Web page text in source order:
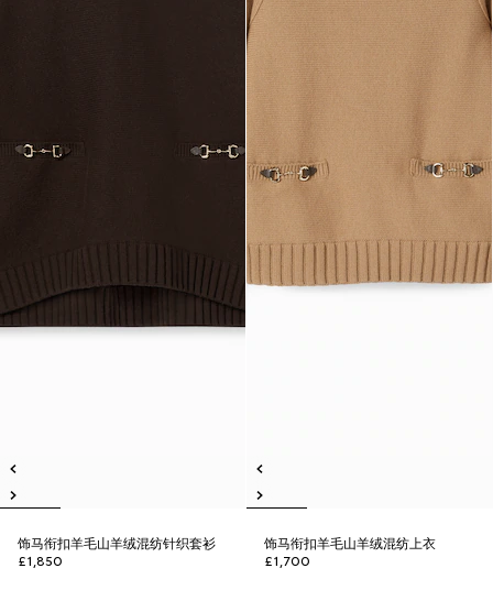
饰马衔扣羊毛山羊绒混纺针织套衫
£1,850
饰马衔扣羊毛山羊绒混纺上衣
£1,700